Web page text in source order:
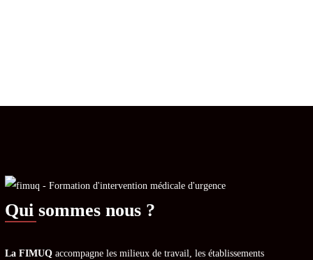
Qui sommes nous ?
La FIMUQ accompagne les milieux de travail, les établissements